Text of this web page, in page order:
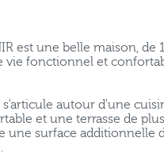
est une belle maison, de
vie fonctionnel et
autour d'une
et une terrasse de plus
une surface additionnelle